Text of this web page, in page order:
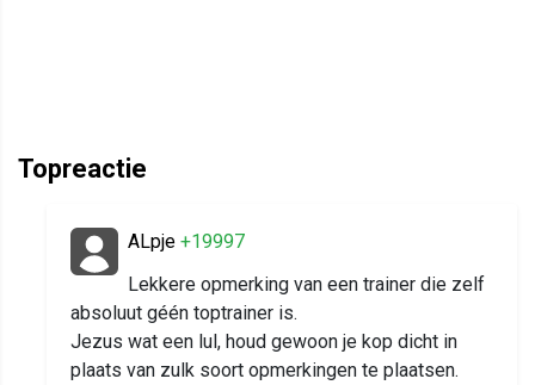
Topreactie
ALpje +19997
Lekkere opmerking van een trainer die zelf
absoluut géén toptrainer is.
Jezus wat een lul, houd gewoon je kop dicht in
plaats van zulk soort opmerkingen te plaatsen.